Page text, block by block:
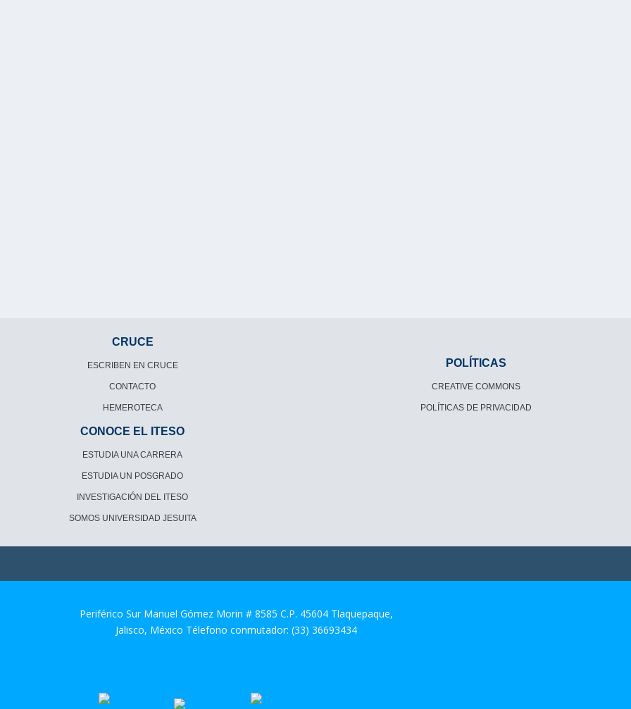
CRUCE
ESCRIBEN EN CRUCE
CONTACTO
HEMEROTECA
POLÍTICAS
CREATIVE COMMONS
POLÍTICAS DE PRIVACIDAD
CONOCE EL ITESO
ESTUDIA UNA CARRERA
ESTUDIA UN POSGRADO
INVESTIGACIÓN DEL ITESO
SOMOS UNIVERSIDAD JESUITA
Periférico Sur Manuel Gómez Morin # 8585 C.P. 45604 Tlaquepaque,
Jalisco, México Télefono conmutador: (33) 36693434